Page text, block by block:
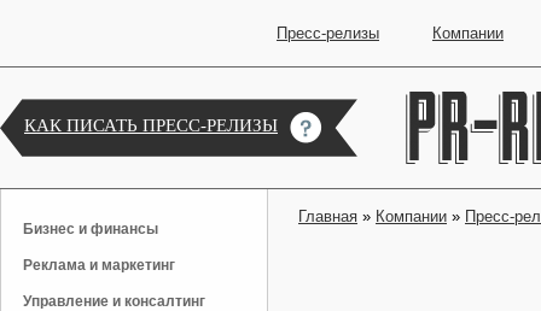
Пресс-релизы Компании
КАК ПИСАТЬ ПРЕСС-РЕЛИЗЫ
Бизнес и финансы
Реклама и маркетинг
Управление и консалтинг
Главная » Компании » Пресс-